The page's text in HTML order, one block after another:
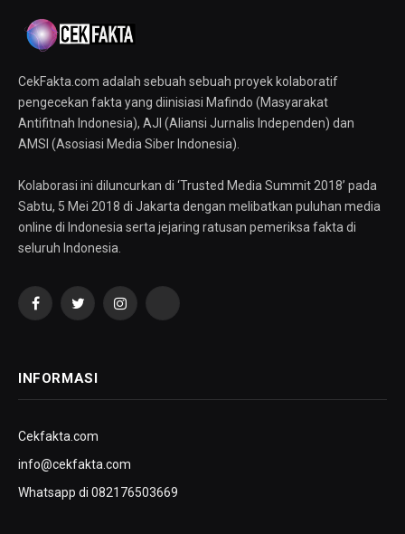
CekFakta.com adalah sebuah sebuah proyek kolaboratif
pengecekan fakta yang diinisiasi Mafindo (Masyarakat
Antifitnah Indonesia), AJI (Aliansi Jurnalis Independen) dan
AMSI (Asosiasi Media Siber Indonesia).
Kolaborasi ini diluncurkan di ‘Trusted Media Summit 2018’ pada
Sabtu, 5 Mei 2018 di Jakarta dengan melibatkan puluhan media
online di Indonesia serta jejaring ratusan pemeriksa fakta di
seluruh Indonesia.
FacebookTwitterInstagramYouTube
INFORMASI
Cekfakta.com
info@cekfakta.com
Whatsapp di 082176503669